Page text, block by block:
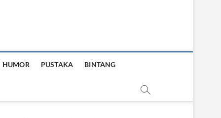
HUMOR PUSTAKA BINTANG